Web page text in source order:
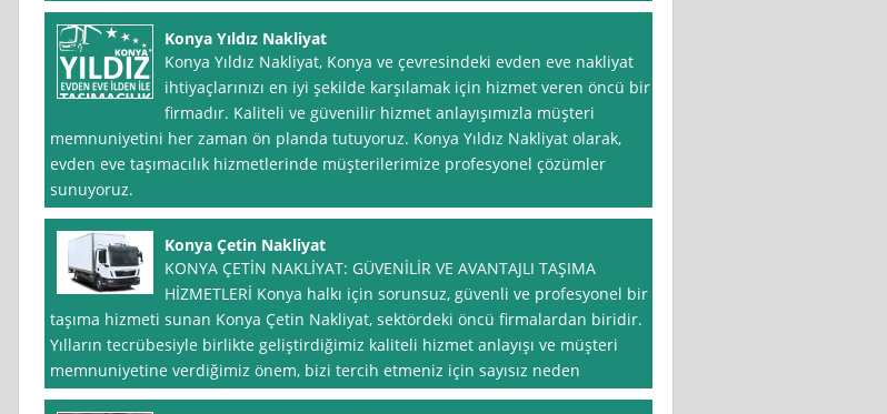
Konya Yıldız Nakliyat
Konya Yıldız Nakliyat, Konya ve çevresindeki evden eve nakliyat
ihtiyaçlarınızı en iyi şekilde karşılamak için hizmet veren öncü bir
firmadır. Kaliteli ve güvenilir hizmet anlayışımızla müşteri
memnuniyetini her zaman ön planda tutuyoruz. Konya Yıldız Nakliyat olarak,
evden eve taşımacılık hizmetlerinde müşterilerimize profesyonel çözümler
sunuyoruz.
Konya Çetin Nakliyat
KONYA ÇETİN NAKLİYAT: GÜVENİLİR VE AVANTAJLI TAŞIMA
HİZMETLERİ Konya halkı için sorunsuz, güvenli ve profesyonel bir
taşıma hizmeti sunan Konya Çetin Nakliyat, sektördeki öncü firmalardan biridir.
Yılların tecrübesiyle birlikte geliştirdiğimiz kaliteli hizmet anlayışı ve müşteri
memnuniyetine verdiğimiz önem, bizi tercih etmeniz için sayısız neden